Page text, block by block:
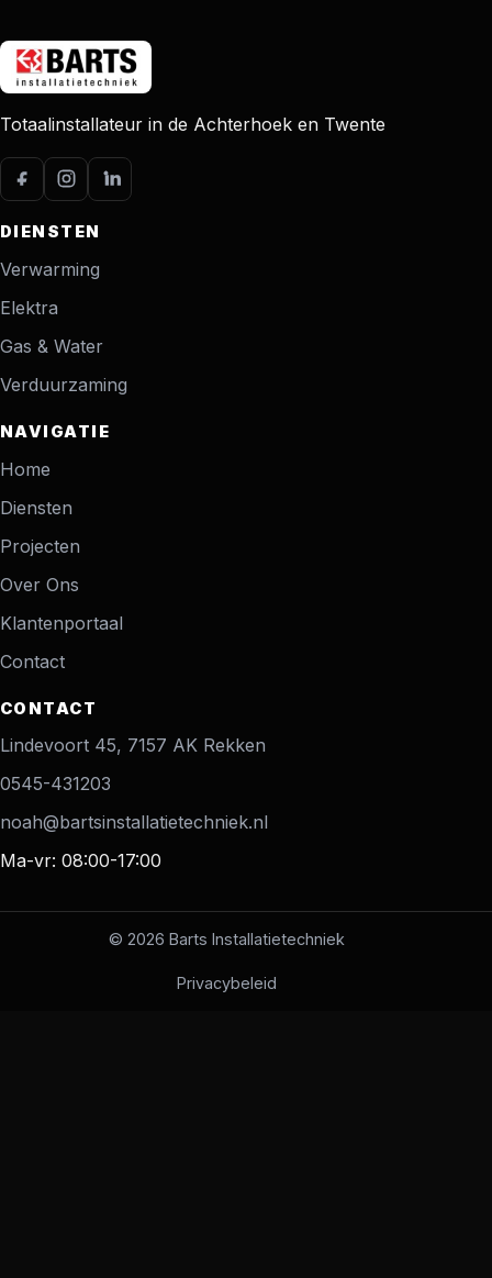
Totaalinstallateur in de Achterhoek en Twente
DIENSTEN
Verwarming
Elektra
Gas & Water
Verduurzaming
NAVIGATIE
Home
Diensten
Projecten
Over Ons
Klantenportaal
Contact
CONTACT
Lindevoort 45, 7157 AK Rekken
0545-431203
noah@bartsinstallatietechniek.nl
Ma-vr: 08:00-17:00
© 2026 Barts Installatietechniek
Privacybeleid